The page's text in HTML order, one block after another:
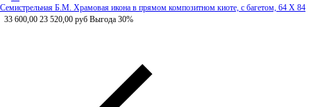
Семистрельная Б.М. Храмовая икона в прямом композитном киоте, с багетом, 64 Х 84
33 600,00 23 520,00 руб Выгода 30%